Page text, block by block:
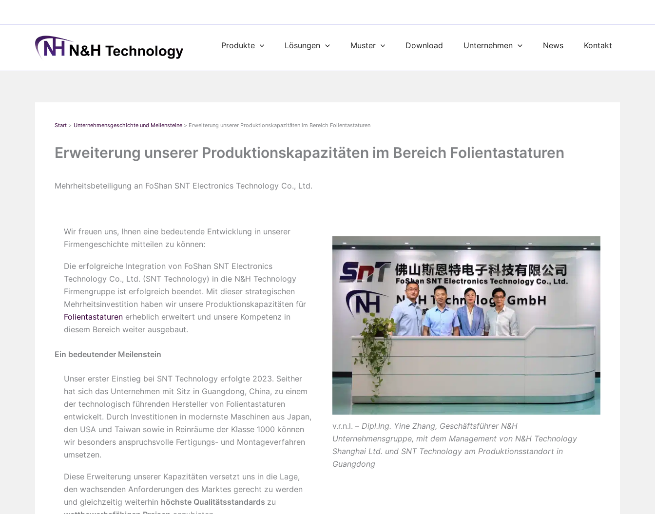
Produkte
Lösungen Muster Download Unternehmen News Kontakt
Start Unternehmensgeschichte und Meilensteine Erweiterung unserer Produktionskapazitäten im Bereich Folientastaturen
Erweiterung unserer Produktionskapazitäten im Bereich Folientastaturen
Mehrheitsbeteiligung an FoShan SNT Electronics Technology Co., Ltd.
Wir freuen uns, Ihnen eine bedeutende Entwicklung in unserer
Firmengeschichte mitteilen zu können:
Die erfolgreiche Integration von FoShan SNT Electronics
Technology Co., Ltd. (SNT Technology) in die N&H Technology
Firmengruppe ist erfolgreich beendet. Mit dieser strategischen
Mehrheitsinvestition haben wir unsere Produktionskapazitäten für
Folientastaturen erheblich erweitert und unsere Kompetenz in
diesem Bereich weiter ausgebaut.
Ein bedeutender Meilenstein
Unser erster Einstieg bei SNT Technology erfolgte 2023. Seither
hat sich das Unternehmen mit Sitz in Guangdong, China, zu einem
der technologisch führenden Hersteller von Folientastaturen
entwickelt. Durch Investitionen in modernste Maschinen aus Japan,
den USA und Taiwan sowie in Reinräume der Klasse 1000 können
wir besonders anspruchsvolle Fertigungs- und Montageverfahren
umsetzen.
Diese Erweiterung unserer Kapazitäten versetzt uns in die Lage,
den wachsenden Anforderungen des Marktes gerecht zu werden
und gleichzeitig weiterhin höchste Qualitätsstandards zu
v.r.n.l. – Dipl.Ing. Yine Zhang, Geschäftsführer N&H
Unternehmensgruppe, mit dem Management von N&H Technology
Shanghai Ltd. und SNT Technology am Produktionsstandort in
Guangdong